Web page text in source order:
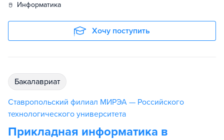
информатика
Хочу поступить
бакалавриат
Ставропольский филиал МИРЭА — Российского
технологического университета
Прикладная информатика в